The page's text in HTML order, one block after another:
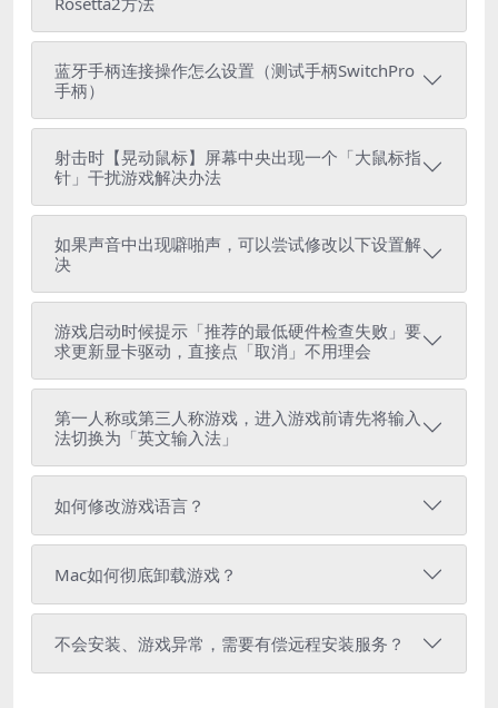
蓝牙手柄连接操作怎么设置（测试手柄SwitchPro
手柄）
射击时【晃动鼠标】屏幕中央出现一个「大鼠标指
针」干扰游戏解决办法
如果声音中出现噼啪声，可以尝试修改以下设置解
决
游戏启动时候提示「推荐的最低硬件检查失败」要
求更新显卡驱动，直接点「取消」不用理会
第一人称或第三人称游戏，进入游戏前请先将输入
法切换为「英文输入法」
如何修改游戏语言？
Mac如何彻底卸载游戏？
不会安装、游戏异常，需要有偿远程安装服务？